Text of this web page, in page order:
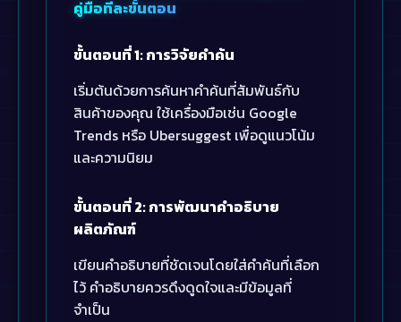
คู่มือทีละขั้นตอน
ขั้นตอนที่ 1: การวิจัยคำค้น
เริ่มต้นด้วยการค้นหาคำค้นที่สัมพันธ์กับ
สินค้าของคุณ ใช้เครื่องมือเช่น Google
Trends หรือ Ubersuggest เพื่อดูแนวโน้ม
และความนิยม
ขั้นตอนที่ 2: การพัฒนาคำอธิบาย
ผลิตภัณฑ์
เขียนคำอธิบายที่ชัดเจนโดยใส่คำค้นที่เลือก
ไว้ คำอธิบายควรดึงดูดใจและมีข้อมูลที่
จำเป็น